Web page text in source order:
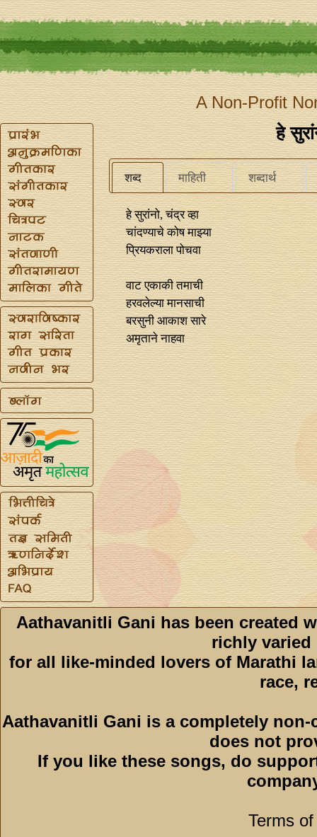
A Non-Profit
हे
शब्द माहिती शब्दार्थ
हे सुरांनो, चंद्र व्हा
चांदण्याचे कोष माझ्या
प्रियकराला पोचवा
वाट एकाकी तमाची
हरवलेल्या मानसाची
बरसुनी आकाश सारे
अमृताने नाहवा
Aathavanitli Gani has been created
richly varied
for all like-minded lovers of Marathi
race,
Aathavanitli Gani is a completely
does not
If you like these songs, do
Terms